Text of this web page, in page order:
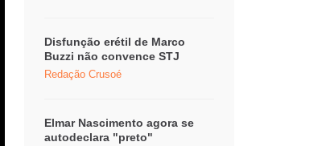
Disfunção erétil de Marco
Buzzi não convence STJ
Redação Crusoé
Elmar Nascimento agora se
autodeclara "preto"